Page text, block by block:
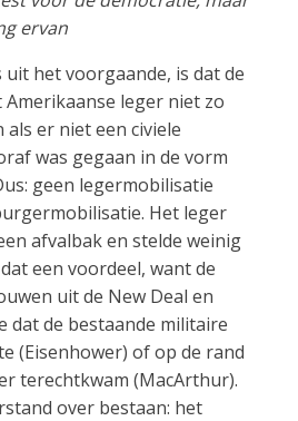
ervan
uit het voorgaande, is dat de
leger niet zo
er niet een civiele
was gegaan in de vorm
geen legermobilisatie
Het leger
afvalbak en stelde weinig
een voordeel, want de
uit de New Deal en
dat de bestaande militaire
(Eisenhower) of op de rand
terechtkwam (MacArthur).
over bestaan: het